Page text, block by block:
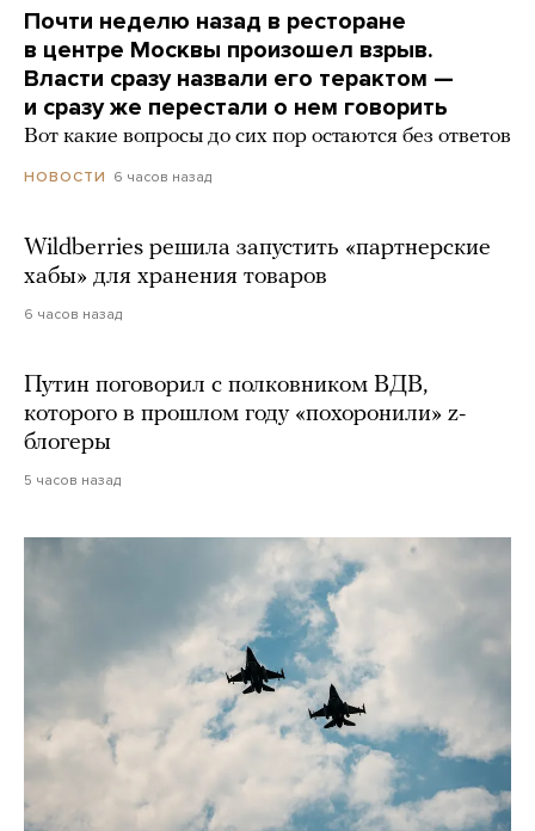
Почти неделю назад в ресторане
в центре Москвы произошел взрыв.
Власти сразу назвали его терактом —
и сразу же перестали о нем говорить
Вот какие вопросы до сих пор остаются без ответов
НОВОСТИ 6 часов назад
Wildberries решила запустить «партнерские
хабы» для хранения товаров
6 часов назад
Путин поговорил с полковником ВДВ,
которого в прошлом году «похоронили» z-
блогеры
5 часов назад